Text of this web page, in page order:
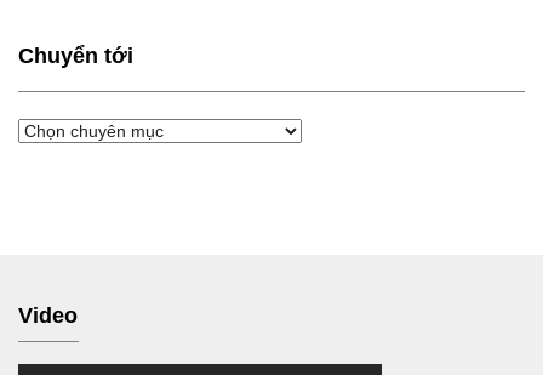
Chuyển tới
Chuyển
Video